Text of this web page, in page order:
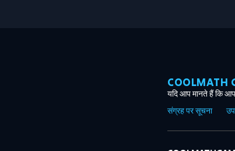
COOLMATH
यदि आप मानते हैं कि
संग्रह पर सूचना